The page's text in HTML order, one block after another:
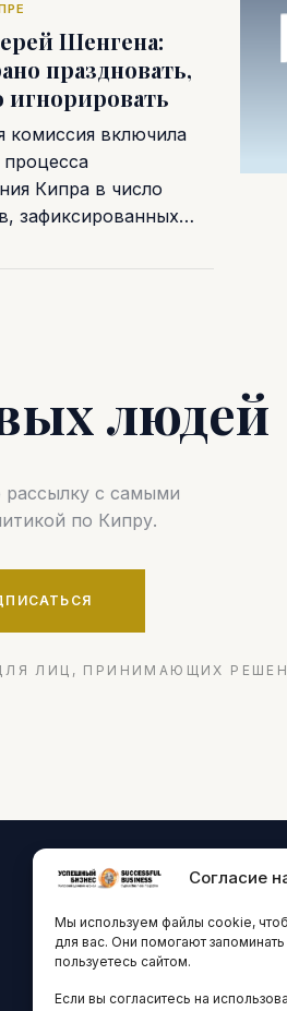
Согласие
Мы используем файлы cookie,
для вас. Они помогают
пользуетесь сайтом.
Если вы согласитесь на
Шенгена:
праздновать,
игнорировать
комиссия включила
Кипра в число
зафиксированных…
людей
с самыми
по Кипру.
ЛИЦ, ПРИНИМАЮЩИХ
ТЕХНОЛОГИИ И
ИННОВАЦИИ
Стартапы и исследования
Цифровая экономика